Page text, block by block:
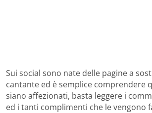
Sui social sono nate delle pagine a
cantante ed è semplice comprendere
siano affezionati, basta leggere i
ed i tanti complimenti che le vengono